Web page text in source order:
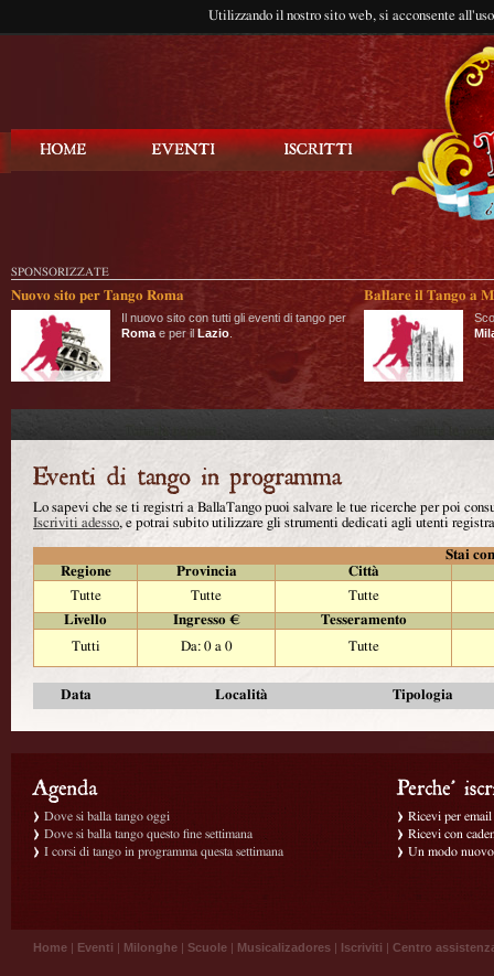
Utilizzando il nostro sito web, si acconsente
SPONSORIZZATE
Nuovo sito per Tango Roma
Il nuovo sito con tutti gli eventi di tango per
Roma e per il Lazio
Ballare il Tango a
Lo sapevi che se ti registri a BallaTango puoi salvare le tue ricerche per poi
Iscriviti adesso, e potrai subito utilizzare gli strumenti dedicati agli utenti
Stai
Regione
Provincia
Città
Tutte
Tutte
Tutte
Livello
Ingresso €
Tesseramento
Tutti
Da: 0 a 0 Tutte
Data Località Tipologia
Dove si balla tango oggi
Dove si balla tango questo fine settimana
I corsi di tango in programma questa settimana
Ricevi per
Ricevi con
Un modo
Home | Eventi | Milonghe | Scuole | Musicalizadores | Iscriviti | Centro